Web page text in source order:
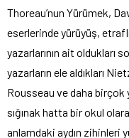
Thoreau’nun Yürümek,
eserlerinde yürüyüş,
yazarlarının ait oldukları
yazarların ele aldıkları
Rousseau ve daha birçok
sığınak hatta bir okul
anlamdaki aydın zihinleri